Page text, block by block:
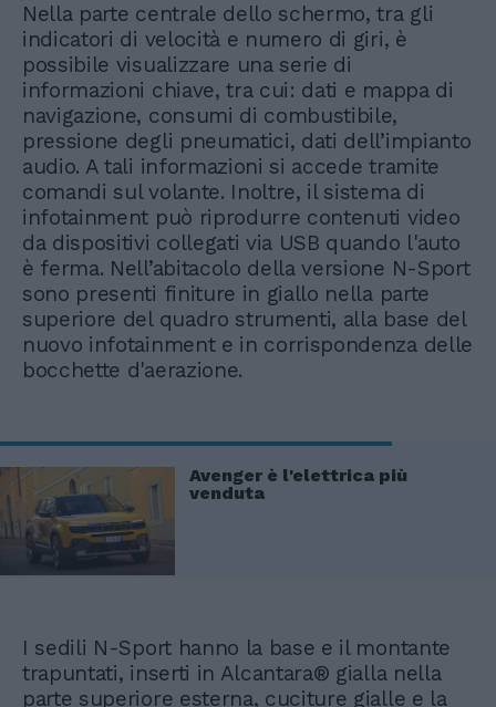
Nella parte centrale dello schermo, tra gli
indicatori di velocità e numero di giri, è
possibile visualizzare una serie di
informazioni chiave, tra cui: dati e mappa di
navigazione, consumi di combustibile,
pressione degli pneumatici, dati dell’impianto
audio. A tali informazioni si accede tramite
comandi sul volante. Inoltre, il sistema di
infotainment può riprodurre contenuti video
da dispositivi collegati via USB quando l'auto
è ferma. Nell’abitacolo della versione N-Sport
sono presenti finiture in giallo nella parte
superiore del quadro strumenti, alla base del
nuovo infotainment e in corrispondenza delle
bocchette d'aerazione.
Avenger è l'elettrica più
venduta
I sedili N-Sport hanno la base e il montante
trapuntati, inserti in Alcantara® gialla nella
parte superiore esterna, cuciture gialle e la